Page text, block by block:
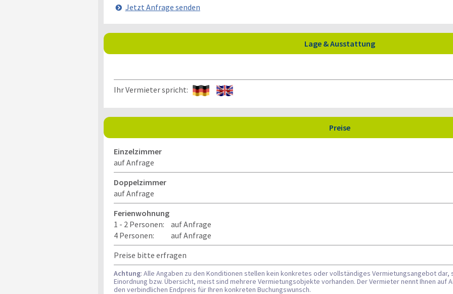
Jetzt Anfrage senden
Lage & Ausstattung
Ihr Vermieter spricht:
Preise
Einzelzimmer
auf Anfrage
Doppelzimmer
auf Anfrage
Ferienwohnung
1 - 2 Personen:
auf Anfrage
4 Personen:
auf Anfrage
Preise bitte erfragen
Achtung: Alle Angaben zu den Konditionen stellen kein konkretes oder vollständiges Vermietungsangebot
Einordnung bzw. Übersicht, meist sind mehrere Vermietungsobjekte vorhanden. Der Vermieter nennt Ihnen auf
den verbindlichen Endpreis für Ihren konkreten Buchungswunsch.